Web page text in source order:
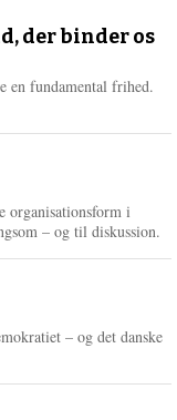
der binder os
en fundamental frihed.
organisationsform i
– og til diskussion.
– og det danske